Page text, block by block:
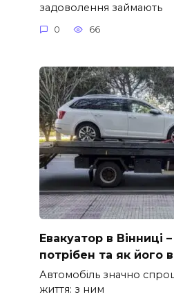
задоволення займають
0 66
Евакуатор в Вінниці
потрібен та як його
Автомобіль значно
життя: з ним